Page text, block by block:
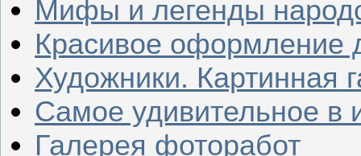
Мифы и легенды
Красивое оформление
Художники. Картинная
Самое удивительное в
Галерея фоторабот